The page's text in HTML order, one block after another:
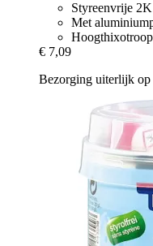
Styreenvrije
Met
€ 7,09
Bezorging uiterlijk op